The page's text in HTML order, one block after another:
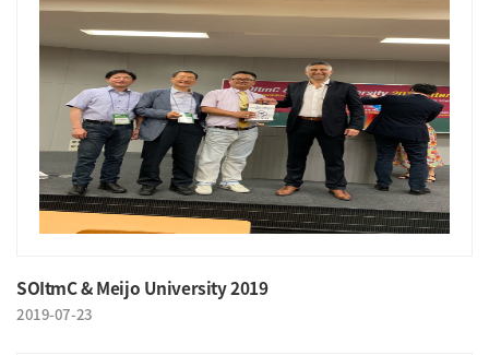
SOItmC & Meijo University 2019
2019-07-23